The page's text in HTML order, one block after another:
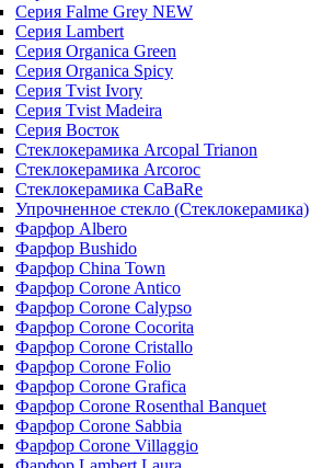
Серия Falme Grey NEW
Серия Lambert
Серия Organica Green
Серия Organica Spicy
Серия Tvist Ivory
Серия Tvist Madeira
Серия Восток
Стеклокерамика Arcopal Trianon
Стеклокерамика Arcoroc
Стеклокерамика CaBaRe
Упрочненное стекло (Стеклокерамика)
Фарфор Albero
Фарфор Bushido
Фарфор China Town
Фарфор Corone Antico
Фарфор Corone Calypso
Фарфор Corone Cocorita
Фарфор Corone Cristallo
Фарфор Corone Folio
Фарфор Corone Grafica
Фарфор Corone Rosenthal Banquet
Фарфор Corone Sabbia
Фарфор Corone Villaggio